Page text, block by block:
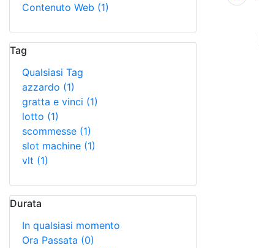
Contenuto Web (1)
Tag
Qualsiasi Tag
azzardo (1)
gratta e vinci (1)
lotto (1)
scommesse (1)
slot machine (1)
vlt (1)
Durata
In qualsiasi momento
Ora Passata (0)